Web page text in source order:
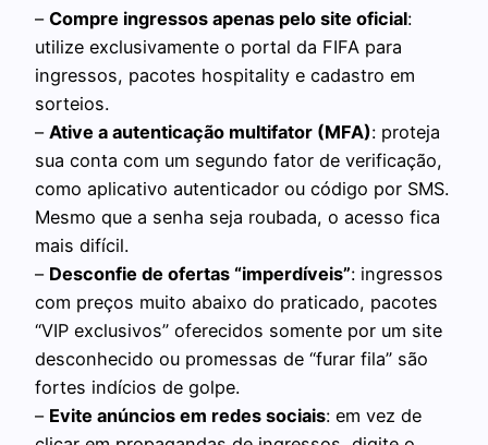
– Compre ingressos apenas pelo site oficial:
utilize exclusivamente o portal da FIFA para
ingressos, pacotes hospitality e cadastro em
sorteios.
– Ative a autenticação multifator (MFA): proteja
sua conta com um segundo fator de verificação,
como aplicativo autenticador ou código por SMS.
Mesmo que a senha seja roubada, o acesso fica
mais difícil.
– Desconfie de ofertas “imperdíveis”: ingressos
com preços muito abaixo do praticado, pacotes
“VIP exclusivos” oferecidos somente por um site
desconhecido ou promessas de “furar fila” são
fortes indícios de golpe.
– Evite anúncios em redes sociais: em vez de